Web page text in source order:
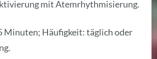
mit Atemrhythmisierung.
Minuten; Häufigkeit: täglich oder